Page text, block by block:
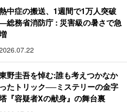
中症の搬送、1週間で1万人突破
総務省消防庁 : 災害級の暑さで急
野圭吾を悼む:誰も考えつかなか
ったトリック──ミステリーの金字
『容疑者Xの献身』の舞台裏